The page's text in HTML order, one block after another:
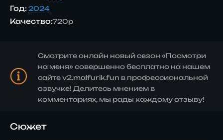
Год:2024
Качество:720p
Смотрите онлайн новый сезон «Посмотри
на меня» совершенно бесплатно на нашем
сайте v2.malfurik.fun в профессиональной
озвучке! Делитесь мнением в
комментариях, мы рады каждому отзыву!
Сюжет